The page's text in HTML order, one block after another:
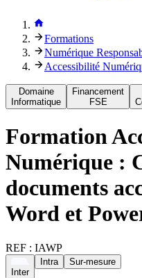
Formations
Numérique
Accessibilité
Domaine
Informatique
Financement
FSE
Formation
Numérique :
documents
Word et
REF : IAWP
Inter
Intra Sur-mesure